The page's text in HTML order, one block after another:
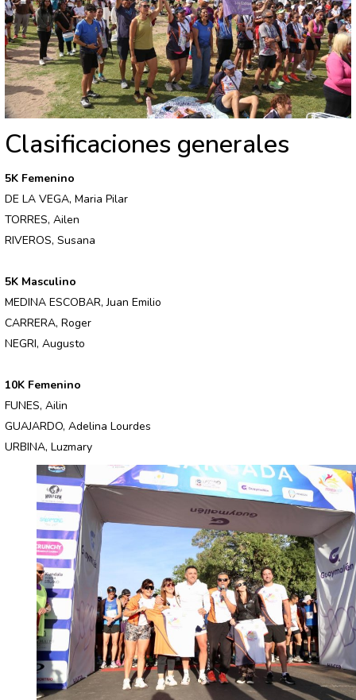
Clasificaciones generales
5K Femenino
DE LA VEGA, Maria Pilar
TORRES, Ailen
RIVEROS, Susana
5K Masculino
MEDINA ESCOBAR, Juan Emilio
CARRERA, Roger
NEGRI, Augusto
10K Femenino
FUNES, Ailin
GUAJARDO, Adelina Lourdes
URBINA, Luzmary